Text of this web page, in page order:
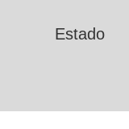
Estado